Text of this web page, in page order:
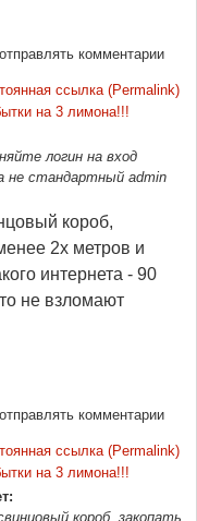
комментарии
ссылка (Permalink)
на 3 лимона!!!
логин на вход
не стандартный admin
короб,
2х метров и
интернета - 90
не взломают
комментарии
ссылка (Permalink)
на 3 лимона!!!
короб, закопать